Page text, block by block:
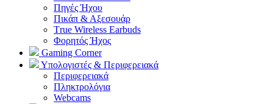
Πηγές Ήχου
Πικάπ & Αξεσουάρ
Τrue Wireless Earbuds
Φορητός Ήχος
Gaming Corner
Υπολογιστές & Περιφερειακά
Περιφερειακά
Πληκτρολόγια
Webcams